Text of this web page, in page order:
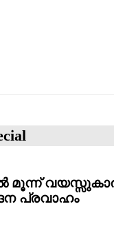
മൂന്ന്
പ്രവാഹം